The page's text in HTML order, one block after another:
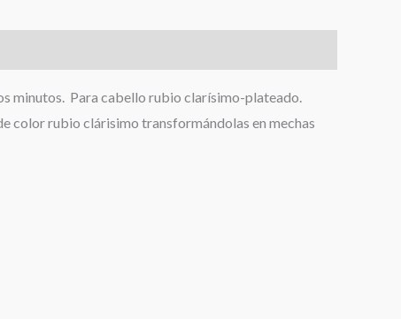
minutos. Para cabello rubio clarísimo-plateado.
color rubio clárisimo transformándolas en mechas